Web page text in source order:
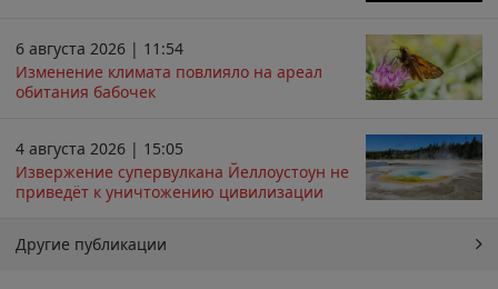
6 августа 2026 | 11:54
Изменение климата повлияло на ареал
обитания бабочек
4 августа 2026 | 15:05
Извержение супервулкана Йеллоустоун не
приведёт к уничтожению цивилизации
Другие публикации